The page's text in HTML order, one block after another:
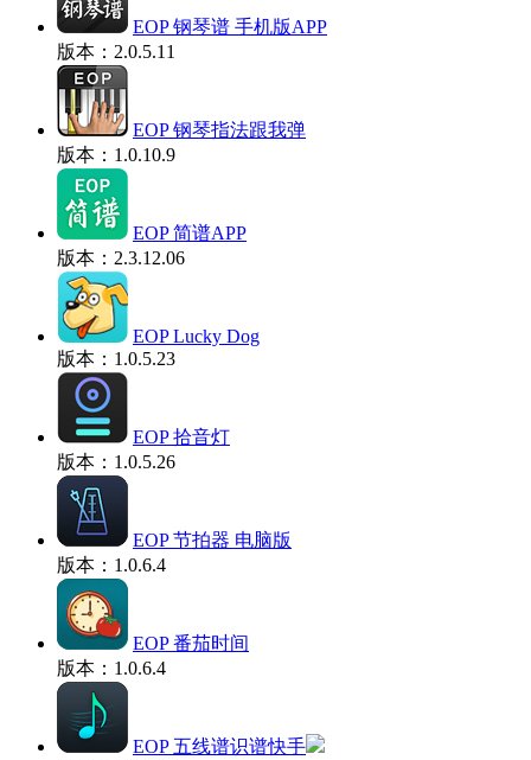
EOP 钢琴谱 手机版APP
版本：2.0.5.11
EOP 钢琴指法跟我弹
版本：1.0.10.9
EOP 简谱APP
版本：2.3.12.06
EOP Lucky Dog
版本：1.0.5.23
EOP 拾音灯
版本：1.0.5.26
EOP 节拍器 电脑版
版本：1.0.6.4
EOP 番茄时间
版本：1.0.6.4
EOP 五线谱识谱快手